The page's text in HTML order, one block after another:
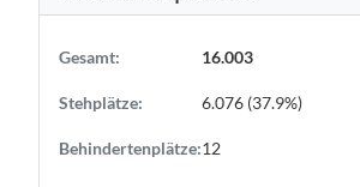
Gesamt: 16.003
Stehplätze: 6.076 (37.9%)
Behindertenplätze:12